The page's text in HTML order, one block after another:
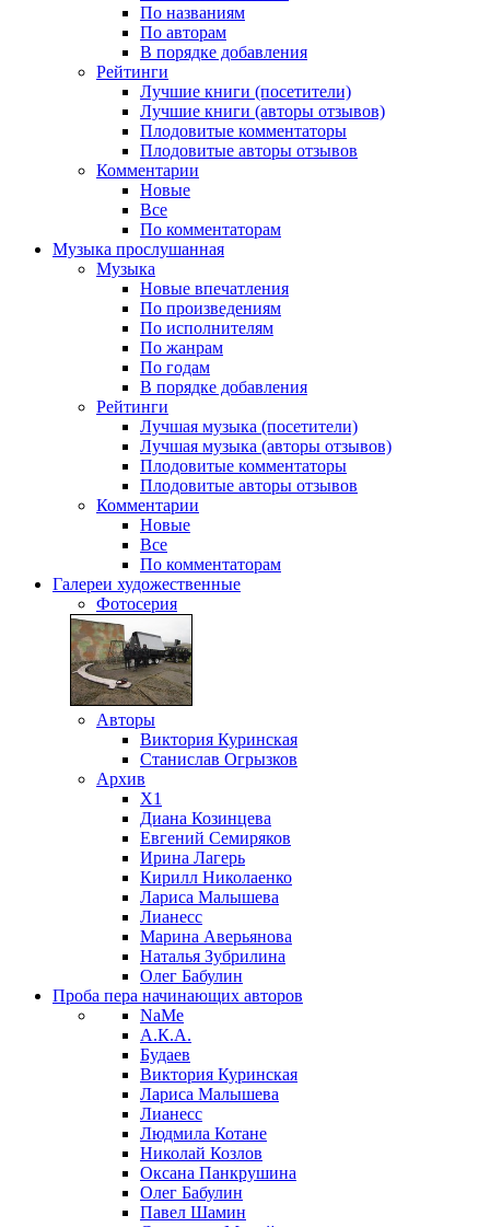
По названиям
По авторам
В порядке добавления
Рейтинги
Лучшие книги (посетители)
Лучшие книги (авторы отзывов)
Плодовитые комментаторы
Плодовитые авторы отзывов
Комментарии
Новые
Все
По комментаторам
Музыка прослушанная
Музыка
Новые впечатления
По произведениям
По исполнителям
По жанрам
По годам
В порядке добавления
Рейтинги
Лучшая музыка (посетители)
Лучшая музыка (авторы отзывов)
Плодовитые комментаторы
Плодовитые авторы отзывов
Комментарии
Новые
Все
По комментаторам
Галереи художественные
Фотосерия
Авторы
Виктория Куринская
Станислав Огрызков
Архив
X1
Диана Козинцева
Евгений Семиряков
Ирина Лагерь
Кирилл Николаенко
Лариса Малышева
Лианесс
Марина Аверьянова
Наталья Зубрилина
Олег Бабулин
Проба пера начинающих авторов
NaMe
А.К.А.
Будаев
Виктория Куринская
Лариса Малышева
Лианесс
Людмила Котане
Николай Козлов
Оксана Панкрушина
Олег Бабулин
Павел Шамин